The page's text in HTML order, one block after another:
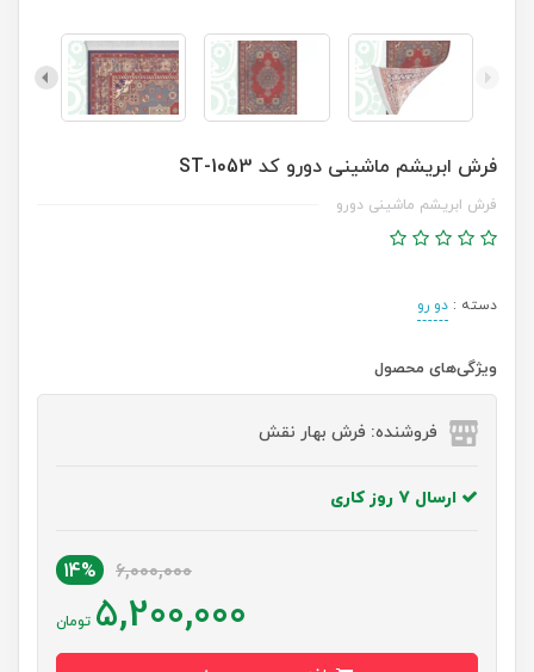
فرش ابریشم ماشینی دورو کد ST-1053
فرش ابریشم ماشینی دورو
دسته : دو رو
ویژگی‌های محصول
فروشنده: فرش بهار نقش
ارسال 7 روز کاری
6,000,000
14%
5,200,000 تومان